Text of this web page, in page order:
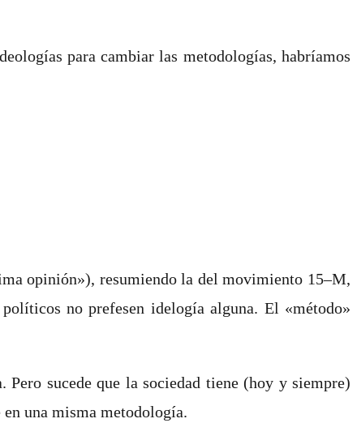
para cambiar las metodologías, habríamos
opinión»), resumiendo la del movimiento 15–M,
no prefesen idelogía alguna. El «método»
sucede que la sociedad tiene (hoy y siempre)
una misma metodología.